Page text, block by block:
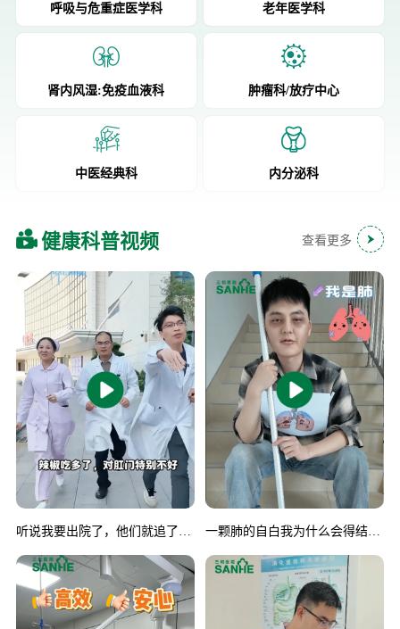
呼吸与危重症医学科 老年医学科
肾内风湿:免疫血液科 肿瘤科/放疗中心
中医经典科 内分泌科
健康科普视频 查看更多
听说我要出院了，他们就追了上
科普
一颗肺的自白我为什么会得结节